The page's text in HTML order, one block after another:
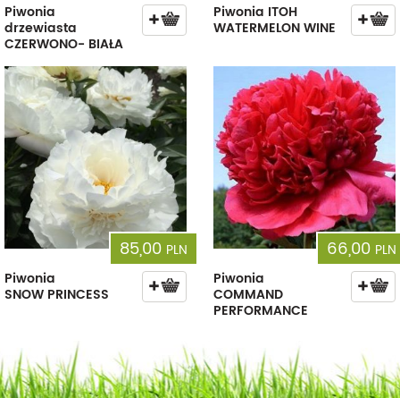
Piwonia
drzewiasta
CZERWONO- BIAŁA
Piwonia ITOH
WATERMELON WINE
85,00 PLN
Piwonia
SNOW PRINCESS
66,00 PLN
Piwonia
COMMAND
PERFORMANCE